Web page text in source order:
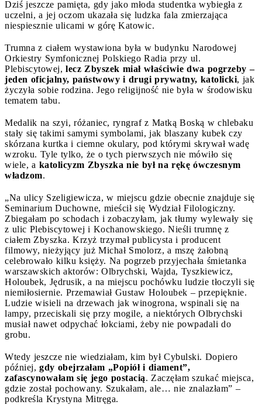
Dziś jeszcze pamięta, gdy jako młoda studentka wybiegła z
uczelni, a jej oczom ukazała się ludzka fala zmierzająca
niespiesznie ulicami w górę Katowic.
Trumna z ciałem wystawiona była w budynku Narodowej
Orkiestry Symfonicznej Polskiego Radia przy ul.
Plebiscytowej, lecz Zbyszek miał właściwie dwa pogrzeby –
jeden oficjalny, państwowy i drugi prywatny, katolicki, jak
życzyła sobie rodzina. Jego religijność nie była w środowisku
tematem tabu.
Medalik na szyi, różaniec, ryngraf z Matką Boską w chlebaku
stały się takimi samymi symbolami, jak blaszany kubek czy
skórzana kurtka i ciemne okulary, pod którymi skrywał wadę
wzroku. Tyle tylko, że o tych pierwszych nie mówiło się
wiele, a katolicyzm Zbyszka nie był na rękę ówczesnym
władzom.
„Na ulicy Szeligiewicza, w miejscu gdzie obecnie znajduje się
Seminarium Duchowne, mieścił się Wydział Filologiczny.
Zbiegałam po schodach i zobaczyłam, jak tłumy wylewały się
z ulic Plebiscytowej i Kochanowskiego. Nieśli trumnę z
ciałem Zbyszka. Krzyż trzymał publicysta i producent
filmowy, nieżyjący już Michał Smolorz, a mszę żałobną
celebrowało kilku księży. Na pogrzeb przyjechała śmietanka
warszawskich aktorów: Olbrychski, Wajda, Tyszkiewicz,
Holoubek, Jędrusik, a na miejscu pochówku ludzie tłoczyli się
niemiłosiernie. Przemawiał Gustaw Holoubek – przepięknie.
Ludzie wisieli na drzewach jak winogrona, wspinali się na
lampy, przeciskali się przy mogile, a niektórych Olbrychski
musiał nawet odpychać łokciami, żeby nie powpadali do
grobu.
Wtedy jeszcze nie wiedziałam, kim był Cybulski. Dopiero
później, gdy obejrzałam „Popiół i diament”,
zafascynowałam się jego postacią. Zaczęłam szukać miejsca,
gdzie został pochowany. Szukałam, ale… nie znalazłam” –
podkreśla Krystyna Mitręga.